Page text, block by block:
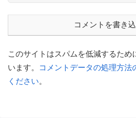
コメントを書き
このサイトはスパムを低減するため
います。
コメントデータの処理方法
ください。